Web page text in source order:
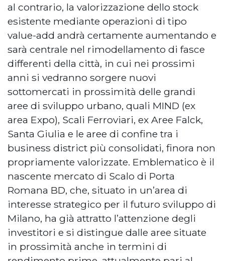
al contrario, la valorizzazione dello stock
esistente mediante operazioni di tipo
value-add andrà certamente aumentando e
sarà centrale nel rimodellamento di fasce
differenti della città, in cui nei prossimi
anni si vedranno sorgere nuovi
sottomercati in prossimità delle grandi
aree di sviluppo urbano, quali MIND (ex
area Expo), Scali Ferroviari, ex Aree Falck,
Santa Giulia e le aree di confine tra i
business district più consolidati, finora non
propriamente valorizzate. Emblematico è il
nascente mercato di Scalo di Porta
Romana BD, che, situato in un’area di
interesse strategico per il futuro sviluppo di
Milano, ha già attratto l’attenzione degli
investitori e si distingue dalle aree situate
in prossimità anche in termini di